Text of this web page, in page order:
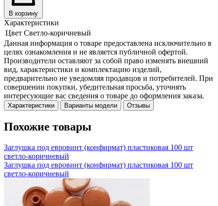
В корзину
Характеристики
Цвет Светло-коричневый
Данная информация о товаре предоставлена исключительно в
целях ознакомления и не является публичной офертой.
Производители оставляют за собой право изменять внешний
вид, характеристики и комплектацию изделий,
предварительно не уведомляя продавцов и потребителей. При
совершении покупки, убедительная просьба, уточнять
интересующие вас сведения о товаре до оформления заказа.
Характеристики Варианты модели Отзывы
Похожие товары
Заглушка под евровинт (конфирмат) пластиковая 100 шт
светло-коричневый
Заглушка под евровинт (конфирмат) пластиковая 100 шт
светло-коричневый